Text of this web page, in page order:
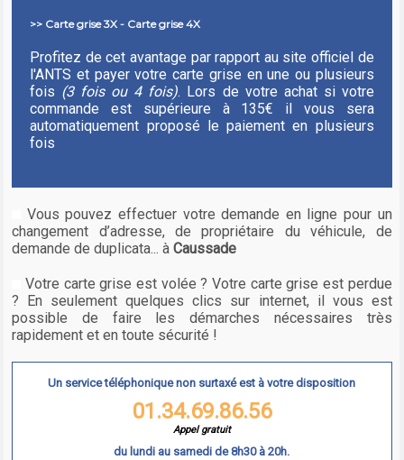
>> Carte grise 3X - Carte grise 4X
Profitez de cet avantage par rapport au site officiel de
l'ANTS et payer votre carte grise en une ou plusieurs
fois (3 fois ou 4 fois). Lors de votre achat si votre
commande est supérieure à 135€ il vous sera
automatiquement proposé le paiement en plusieurs
fois
Vous pouvez effectuer votre demande en ligne pour un
changement d’adresse, de propriétaire du véhicule, de
demande de duplicata... àCaussade
Votre carte grise est volée ? Votre carte grise est perdue
? En seulement quelques clics sur internet, il vous est
possible de faire les démarches nécessaires très
rapidement et en toute sécurité !
Un service téléphonique non surtaxé est à votre disposition
01.34.69.86.56
Appel gratuit
du lundi au samedi de 8h30 à 20h.